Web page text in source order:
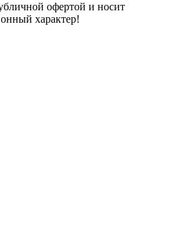
офертой и носит
характер!